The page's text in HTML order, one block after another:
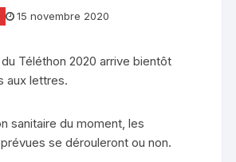
15 novembre 2020
Téléthon 2020 arrive bientôt
aux lettres.
sanitaire du moment, les
se dérouleront ou non.